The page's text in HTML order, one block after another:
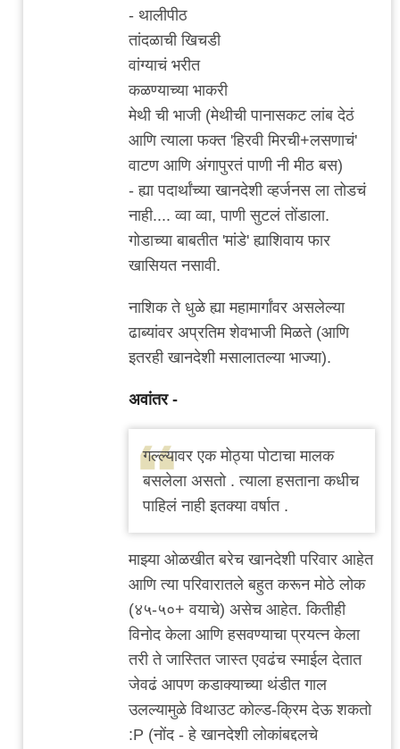
विषारी
वडापाव
- थालीपीठ
तांदळाची खिचडी
वांग्याचं भरीत
कळण्याच्या भाकरी
मेथी ची भाजी (मेथीची पानासकट लांब देठं
आणि त्याला फक्त 'हिरवी मिरची+लसणाचं'
वाटण आणि अंगापुरतं पाणी नी मीठ बस)
- ह्या पदार्थांच्या खानदेशी व्हर्जनस ला तोडचं
नाही.... व्वा व्वा, पाणी सुटलं तोंडाला.
गोडाच्या बाबतीत 'मांडे' ह्याशिवाय फार
खासियत नसावी.
नाशिक ते धुळे ह्या महामार्गांवर असलेल्या
ढाब्यांवर अप्रतिम शेवभाजी मिळते (आणि
इतरही खानदेशी मसालातल्या भाज्या).
अवांतर -
गल्ल्यावर एक मोठ्या पोटाचा मालक
बसलेला असतो . त्याला हसताना कधीच
पाहिलं नाही इतक्या वर्षात .
माझ्या ओळखीत बरेच खानदेशी परिवार आहेत
आणि त्या परिवारातले बहुत करून मोठे लोक
(४५-५०+ वयाचे) असेच आहेत. कितीही
विनोद केला आणि हसवण्याचा प्रयत्न केला
तरी ते जास्तित जास्त एवढंच स्माईल देतात
जेवढं आपण कडाक्याच्या थंडीत गाल
उलल्यामुळे विथाउट कोल्ड-क्रिम देऊ शकतो
:P (नोंद - हे खानदेशी लोकांबद्दलचे